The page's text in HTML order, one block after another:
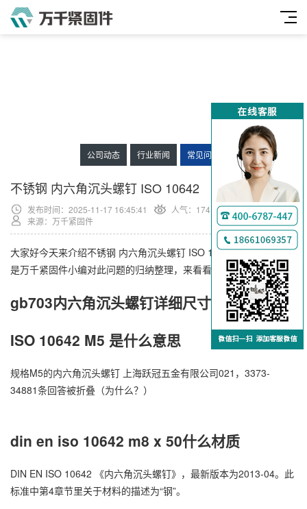
公司动态 行业新闻 常见问题
不锈钢 内六角沉头螺钉 ISO 10642
发布时间：2025-11-17 16:45:41 人气： 174
来源：万千紧固件
大家好今天来介绍不锈钢 内六角沉头螺钉 ISO 10642的问题，以下
是万千紧固件小编对此问题的归纳整理，来看看吧。
gb703内六角沉头螺钉详细尺寸
ISO 10642 M5 是什么意思
规格M5的内六角沉头螺钉 上海跃冠五金有限公司021，3373-
34881条回答被折叠（为什么？）
din en iso 10642 m8 x 50什么材质
DIN EN ISO 10642 《内六角沉头螺钉》，最新版本为2013-04。此
标准中第4章节里关于材料的描述为“钢”。